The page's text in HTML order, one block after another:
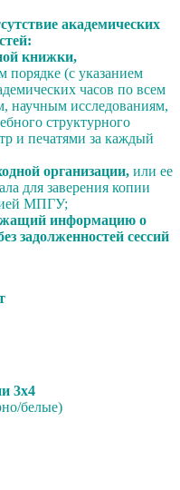
академических
книжки,
порядке (с указанием
часов по всем
научным исследованиям,
структурного
и печатями за каждый
организации,или ее
для заверения копии
МПГУ;
информацию о
задолженностей сессий
3х4
белые)